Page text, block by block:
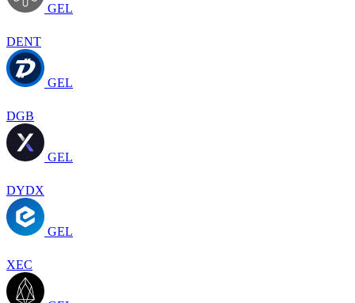
GEL
DENT
GEL
DGB
GEL
DYDX
GEL
XEC